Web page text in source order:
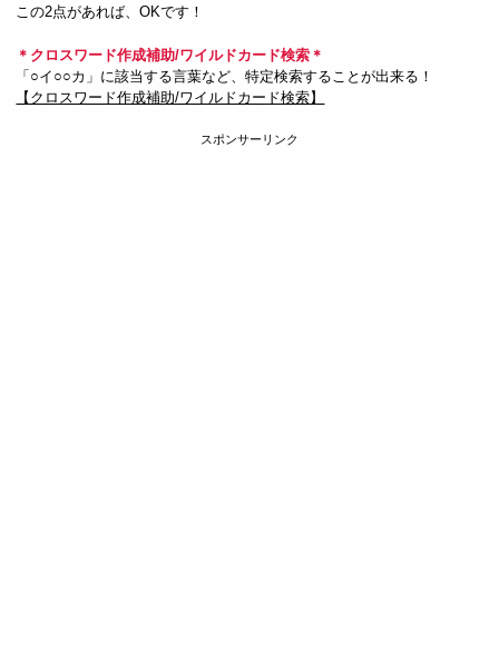
この2点があれば、OKです！
＊クロスワード作成補助/ワイルドカード検索＊
「○イ○○カ」に該当する言葉など、特定検索することが出来る！
【クロスワード作成補助/ワイルドカード検索】
スポンサーリンク